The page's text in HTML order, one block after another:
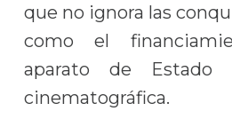
que no ignora las
como el
aparato de
cinematográfica.